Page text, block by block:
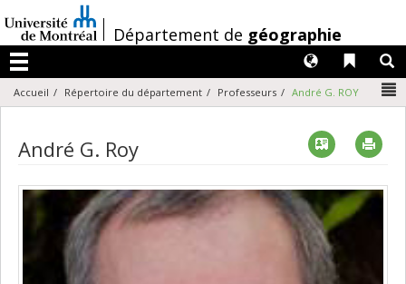
au
contenu
/Département de géographie
Menu
Liens
Langues
Accueil Répertoire du département Professeurs André G. ROY
André G. Roy Vcard